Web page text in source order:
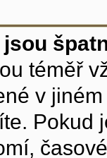
jsou
téměř
v
Pokud